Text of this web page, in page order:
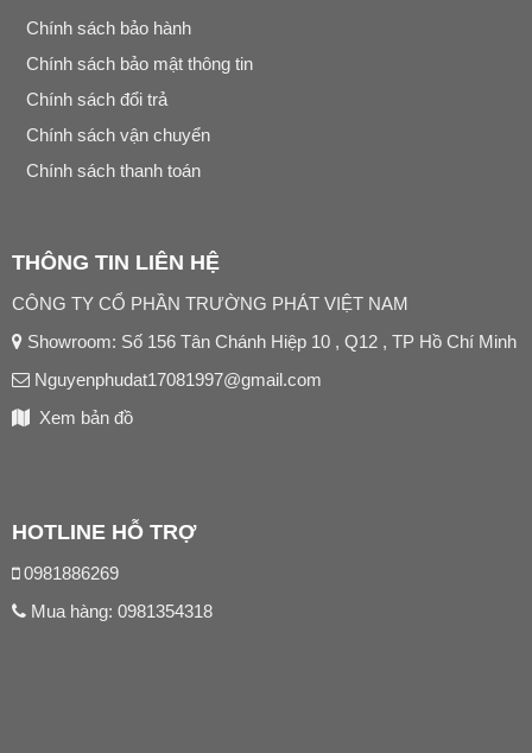
Chính sách bảo hành
Chính sách bảo mật thông tin
Chính sách đổi trả
Chính sách vận chuyển
Chính sách thanh toán
THÔNG TIN LIÊN HỆ
CÔNG TY CỔ PHẦN TRƯỜNG PHÁT VIỆT NAM
Showroom: Số 156 Tân Chánh Hiệp 10 , Q12 , TP Hồ Chí Minh
Nguyenphudat17081997@gmail.com
Xem bản đồ
HOTLINE HỖ TRỢ
0981886269
Mua hàng: 0981354318